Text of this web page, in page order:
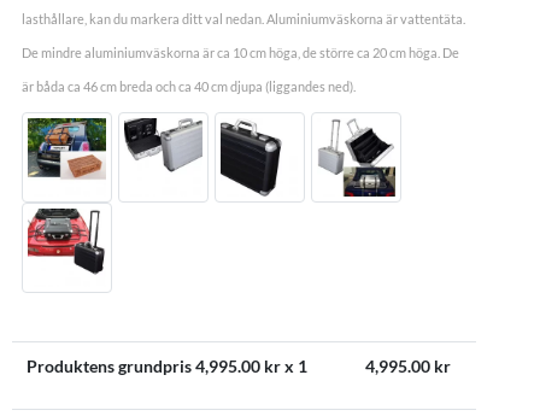
lasthållare, kan du markera ditt val nedan. Aluminiumväskorna är vattentäta.
De mindre aluminiumväskorna är ca 10 cm höga, de större ca 20 cm höga. De
är båda ca 46 cm breda och ca 40 cm djupa (liggandes ned).
Produktens grundpris4,995.00 kr x 1 4,995.00 kr